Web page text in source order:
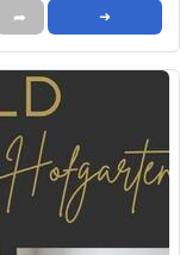
➦ ➜